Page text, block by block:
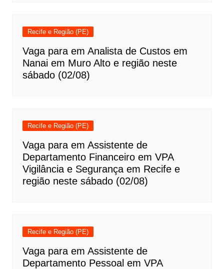
Recife e Região (PE)
Vaga para em Analista de Custos em
Nanai em Muro Alto e região neste
sábado (02/08)
Recife e Região (PE)
Vaga para em Assistente de
Departamento Financeiro em VPA
Vigilância e Segurança em Recife e
região neste sábado (02/08)
Recife e Região (PE)
Vaga para em Assistente de
Departamento Pessoal em VPA